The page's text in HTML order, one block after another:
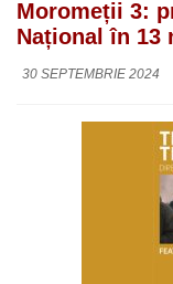
Moromeții 3:
Național în 13
30 SEPTEMBRIE 2024